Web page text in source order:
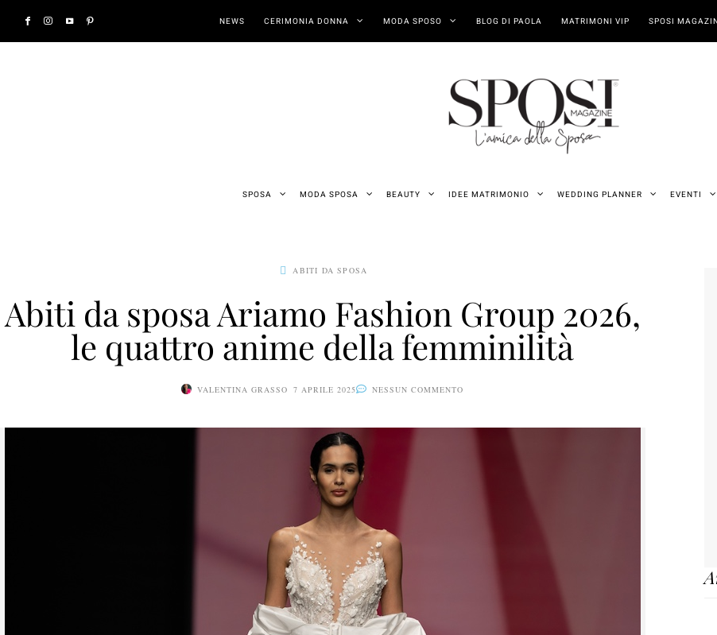
NEWS CERIMONIA DONNA MODA SPOSO BLOG DI PAOLA MATRIMONI VIP SPOSI
SPOSA MODA SPOSA BEAUTY IDEE MATRIMONIO WEDDING PLANNER EVENTI
ABITI DA SPOSA
Abiti da sposa Ariamo Fashion Group 2026,
le quattro anime della femminilità
VALENTINA GRASSO 7 APRILE 2025 NESSUN COMMENTO